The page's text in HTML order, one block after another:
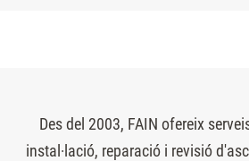
Des del 2003, FAIN ofereix
instal·lació, reparació i revisió